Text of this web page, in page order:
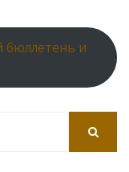
бюллетень и